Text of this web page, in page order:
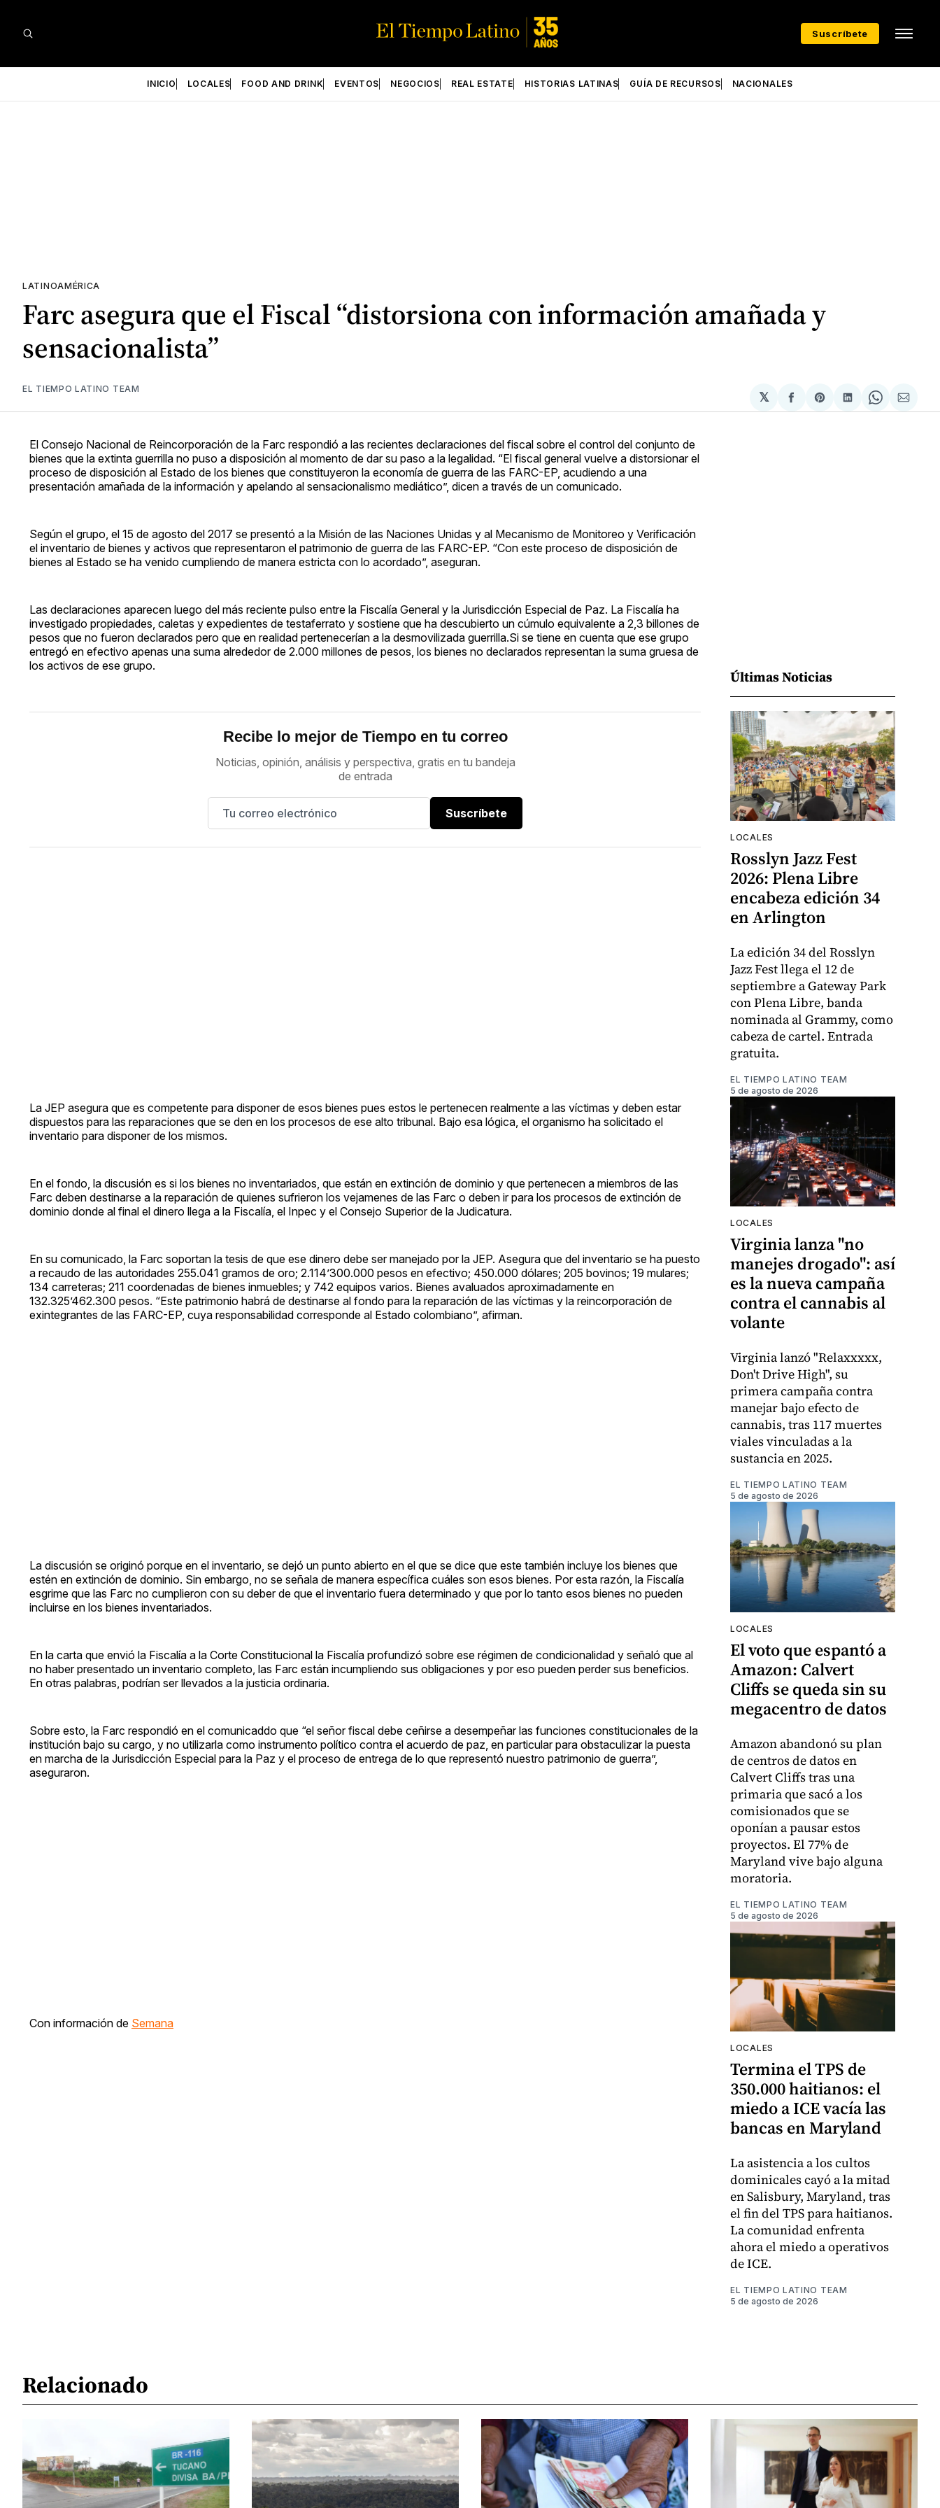
Suscríbete
INICIO LOCALES FOOD AND DRINK EVENTOS NEGOCIOS REAL ESTATE HISTORIAS LATINAS GUÍA DE RECURSOS NACIONALES
LATINOAMÉRICA
Farc asegura que el Fiscal “distorsiona con información amañada y
sensacionalista”
EL TIEMPO LATINO TEAM
𝕏
Compartir
en
Share
on
Compartir
en
Share
on
via
El Consejo Nacional de Reincorporación de la Farc respondió a las recientes declaraciones del fiscal sobre el control del conjunto de
bienes que la extinta guerrilla no puso a disposición al momento de dar su paso a la legalidad. “El fiscal general vuelve a distorsionar el
proceso de disposición al Estado de los bienes que constituyeron la economía de guerra de las FARC-EP, acudiendo a una
presentación amañada de la información y apelando al sensacionalismo mediático”, dicen a través de un comunicado.
Según el grupo, el 15 de agosto del 2017 se presentó a la Misión de las Naciones Unidas y al Mecanismo de Monitoreo y Verificación
el inventario de bienes y activos que representaron el patrimonio de guerra de las FARC-EP. “Con este proceso de disposición de
bienes al Estado se ha venido cumpliendo de manera estricta con lo acordado”, aseguran.
Las declaraciones aparecen luego del más reciente pulso entre la Fiscalía General y la Jurisdicción Especial de Paz. La Fiscalía ha
investigado propiedades, caletas y expedientes de testaferrato y sostiene que ha descubierto un cúmulo equivalente a 2,3 billones de
pesos que no fueron declarados pero que en realidad pertenecerían a la desmovilizada guerrilla.Si se tiene en cuenta que ese grupo
entregó en efectivo apenas una suma alrededor de 2.000 millones de pesos, los bienes no declarados representan la suma gruesa de
los activos de ese grupo.
Recibe lo mejor de Tiempo en tu correo
Noticias, opinión, análisis y perspectiva, gratis en tu bandeja
de entrada
Suscríbete
La JEP asegura que es competente para disponer de esos bienes pues estos le pertenecen realmente a las víctimas y deben estar
dispuestos para las reparaciones que se den en los procesos de ese alto tribunal. Bajo esa lógica, el organismo ha solicitado el
inventario para disponer de los mismos.
En el fondo, la discusión es si los bienes no inventariados, que están en extinción de dominio y que pertenecen a miembros de las
Farc deben destinarse a la reparación de quienes sufrieron los vejamenes de las Farc o deben ir para los procesos de extinción de
dominio donde al final el dinero llega a la Fiscalía, el Inpec y el Consejo Superior de la Judicatura.
En su comunicado, la Farc soportan la tesis de que ese dinero debe ser manejado por la JEP. Asegura que del inventario se ha puesto
a recaudo de las autoridades 255.041 gramos de oro; 2.114’300.000 pesos en efectivo; 450.000 dólares; 205 bovinos; 19 mulares;
134 carreteras; 211 coordenadas de bienes inmuebles; y 742 equipos varios. Bienes avaluados aproximadamente en
132.325’462.300 pesos. “Este patrimonio habrá de destinarse al fondo para la reparación de las víctimas y la reincorporación de
exintegrantes de las FARC-EP, cuya responsabilidad corresponde al Estado colombiano”, afirman.
La discusión se originó porque en el inventario, se dejó un punto abierto en el que se dice que este también incluye los bienes que
estén en extinción de dominio. Sin embargo, no se señala de manera específica cuáles son esos bienes. Por esta razón, la Fiscalía
esgrime que las Farc no cumplieron con su deber de que el inventario fuera determinado y que por lo tanto esos bienes no pueden
incluirse en los bienes inventariados.
En la carta que envió la Fiscalía a la Corte Constitucional la Fiscalía profundizó sobre ese régimen de condicionalidad y señaló que al
no haber presentado un inventario completo, las Farc están incumpliendo sus obligaciones y por eso pueden perder sus beneficios.
En otras palabras, podrían ser llevados a la justicia ordinaria.
Sobre esto, la Farc respondió en el comunicaddo que “el señor fiscal debe ceñirse a desempeñar las funciones constitucionales de la
institución bajo su cargo, y no utilizarla como instrumento político contra el acuerdo de paz, en particular para obstaculizar la puesta
en marcha de la Jurisdicción Especial para la Paz y el proceso de entrega de lo que representó nuestro patrimonio de guerra”,
aseguraron.
Con información de Semana
Últimas Noticias
LOCALES
Rosslyn Jazz Fest
2026: Plena Libre
encabeza edición 34
en Arlington
La edición 34 del Rosslyn
Jazz Fest llega el 12 de
septiembre a Gateway Park
con Plena Libre, banda
nominada al Grammy, como
cabeza de cartel. Entrada
gratuita.
EL TIEMPO LATINO TEAM
5 de agosto de 2026
LOCALES
Virginia lanza "no
manejes drogado": así
es la nueva campaña
contra el cannabis al
volante
Virginia lanzó "Relaxxxxx,
Don't Drive High", su
primera campaña contra
manejar bajo efecto de
cannabis, tras 117 muertes
viales vinculadas a la
sustancia en 2025.
EL TIEMPO LATINO TEAM
5 de agosto de 2026
LOCALES
El voto que espantó a
Amazon: Calvert
Cliffs se queda sin su
megacentro de datos
Amazon abandonó su plan
de centros de datos en
Calvert Cliffs tras una
primaria que sacó a los
comisionados que se
oponían a pausar estos
proyectos. El 77% de
Maryland vive bajo alguna
moratoria.
EL TIEMPO LATINO TEAM
5 de agosto de 2026
LOCALES
Termina el TPS de
350.000 haitianos: el
miedo a ICE vacía las
bancas en Maryland
La asistencia a los cultos
dominicales cayó a la mitad
en Salisbury, Maryland, tras
el fin del TPS para haitianos.
La comunidad enfrenta
ahora el miedo a operativos
de ICE.
EL TIEMPO LATINO TEAM
5 de agosto de 2026
Relacionado